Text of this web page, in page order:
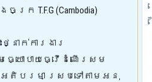
(Cambodia)
ាក់ការងារ
ោបាយធ្វើដំណើរសម
តិបរមា ស្របទៅតាមអនុ